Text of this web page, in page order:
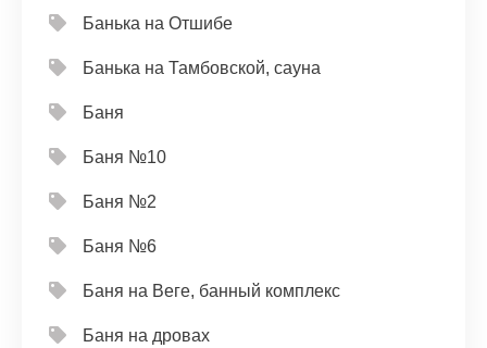
Банька на Отшибе
Банька на Тамбовской, сауна
Баня
Баня №10
Баня №2
Баня №6
Баня на Веге, банный комплекс
Баня на дровах